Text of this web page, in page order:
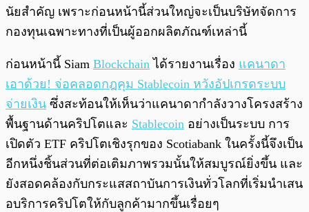
นัยสำคัญ เพราะก่อนหน้านี้ส่วนใหญ่จะเป็นบริษัทจัดการ
กองทุนเฉพาะทางที่เป็นผู้ออกผลิตภัณฑ์เหล่านี้
ก่อนหน้านี้ Siam Blockchain ได้รายงานเรื่อง แคนาดา
เอาด้วย! จ่อคลอดกฎคุม Stablecoin หวังอัปเกรดระบบ
จ่ายเงิน ซึ่งสะท้อนให้เห็นว่าแคนาดากำลังวางโครงสร้าง
พื้นฐานด้านคริปโตและ Stablecoin อย่างเป็นระบบ การ
เปิดตัว ETF คริปโตเชิงรุกของ Scotiabank ในครั้งนี้จึงเป็น
อีกหนึ่งชิ้นส่วนที่ต่อเติมภาพรวมนั้นให้สมบูรณ์ยิ่งขึ้น และ
ยังสอดคล้องกับกระแสสถาบันการเงินทั่วโลกที่เริ่มนำเสน
อบริการคริปโตให้กับลูกค้ามากขึ้นเรื่อยๆ